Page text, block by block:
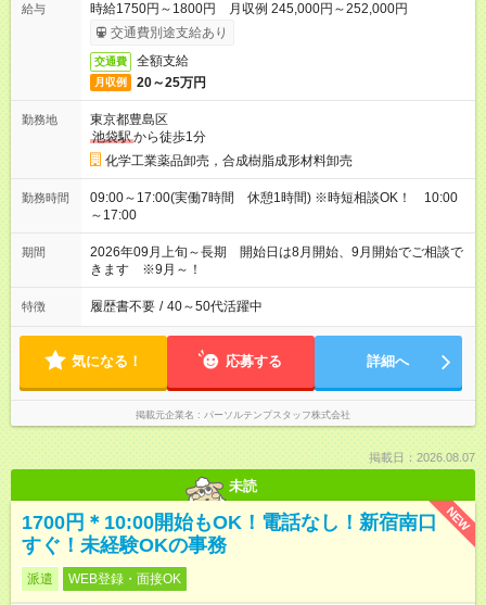
給与
時給1750円～1800円 月収例 245,000円～252,000円
交通費別途支給あり
交通費 全額支給
月収例 20～25万円
勤務地
東京都豊島区
池袋駅から徒歩1分
化学工業薬品卸売，合成樹脂成形材料卸売
勤務時間
09:00～17:00(実働7時間 休憩1時間) ※時短相談OK！ 10:00
～17:00
期間
2026年09月上旬～長期 開始日は8月開始、9月開始でご相談で
きます ※9月～！
特徴 履歴書不要 / 40～50代活躍中
気になる！ 応募する 詳細へ
掲載元企業名 パーソルテンプスタッフ株式会社
掲載日：2026.08.07
未読
NEW
1700円＊10:00開始もOK！電話なし！新宿南口
すぐ！未経験OKの事務
派遣 WEB登録・面接OK